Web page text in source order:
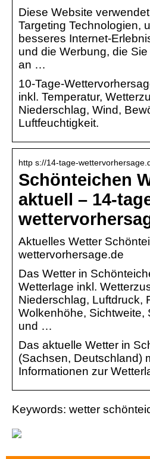
Diese Website
Targeting Technologien,
besseres Internet-
und die Werbung, die
an …
10-Tage-
inkl. Temperatur,
Niederschlag, Wind,
Luftfeuchtigkeit.
http s://14-tage-
Schönteichen
aktuell – 14-
Aktuelles Wetter
wettervorhersage.de
Das Wetter in
Wetterlage inkl.
Niederschlag, Luftdruck,
Wolkenhöhe, Sichtweite,
und …
Das aktuelle Wetter in
(Sachsen, Deutschland)
Informationen zur
Keywords: wetter